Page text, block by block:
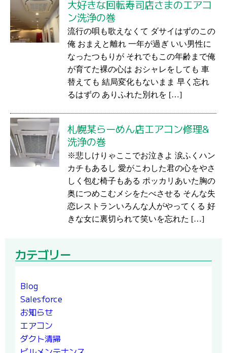
大好きな回転寿司店さまのエアコ
ン洗浄の巻
流行の唄も歌えなくて ダサイはずのこの
俺 おまえと離れ 一年が過ぎ いい男性に
なったつもりが それでもこの年齢まで俺
が育てた裸の心は おシャレをしても 車
替えても 結局変化もないまま 早く忘れ
るはずの ありふれた別れを […]
札幌某らーめん店エアコン修理&
洗浄の巻
※悲しけりゃここでお泣きよ 涙ふくハン
カチもあるし 愛がこわした君の心をやさ
しく包む椅子もある ポッカリあいた胸の
奥につめこむメシをたべさせる そんな失
恋レストランいろんな人がやってくる 好
きな女に裏切られて笑いを忘れた […]
カテゴリー
Blog
Salesforce
お知らせ
エアコン
ダクト清掃